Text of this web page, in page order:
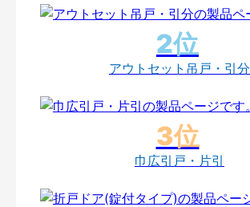
アウトセット吊戸・引分
巾広引戸・片引